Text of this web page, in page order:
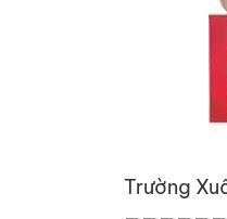
Trường